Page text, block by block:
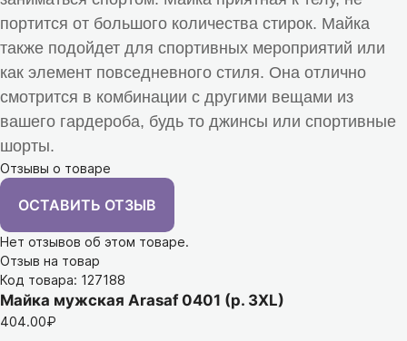
портится от большого количества стирок. Майка
также подойдет для спортивных мероприятий или
как элемент повседневного стиля. Она отлично
смотрится в комбинации с другими вещами из
вашего гардероба, будь то джинсы или спортивные
шорты.
Отзывы о товаре
ОСТАВИТЬ ОТЗЫВ
Нет отзывов об этом товаре.
Отзыв на товар
Код товара: 127188
Майка мужская Arasaf 0401 (р. 3XL)
404.00₽